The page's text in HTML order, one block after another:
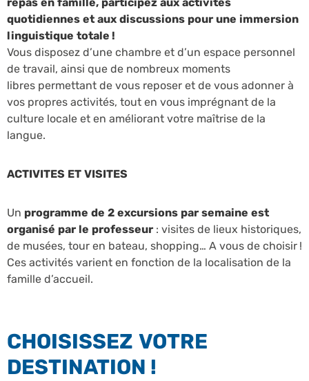
repas en famille, participez aux activités
quotidiennes et aux discussions pour une immersion
linguistique totale !
Vous disposez d’une chambre et d’un espace personnel
de travail, ainsi que de nombreux moments
libres permettant de vous reposer et de vous adonner à
vos propres activités, tout en vous imprégnant de la
culture locale et en améliorant votre maîtrise de la
langue.
ACTIVITES ET VISITES
Un programme de 2 excursions par semaine est
organisé par le professeur : visites de lieux historiques,
de musées, tour en bateau, shopping… A vous de choisir !
Ces activités varient en fonction de la localisation de la
famille d’accueil.
CHOISISSEZ VOTRE
DESTINATION !